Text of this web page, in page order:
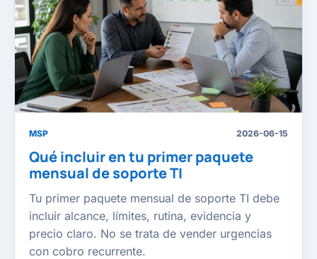
MSP 2026-06-15
Qué incluir en tu primer paquete
mensual de soporte TI
Tu primer paquete mensual de soporte TI debe
incluir alcance, límites, rutina, evidencia y
precio claro. No se trata de vender urgencias
con cobro recurrente.